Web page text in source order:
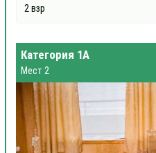
2 взр
Категория 1А
Мест 2